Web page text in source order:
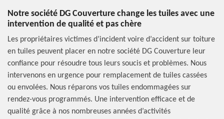
Notre société DG Couverture change les tuiles avec une
intervention de qualité et pas chère
Les propriétaires victimes d’incident voire d’accident sur toiture
en tuiles peuvent placer en notre société DG Couverture leur
confiance pour résoudre tous leurs soucis et problèmes. Nous
intervenons en urgence pour remplacement de tuiles cassées
ou envolées. Nous réparons vos tuiles endommagées sur
rendez-vous programmés. Une intervention efficace et de
qualité grâce à nos nombreuses années d’activités